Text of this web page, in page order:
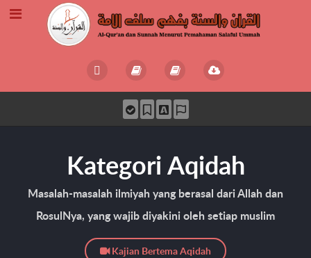
Kategori Aqidah
Masalah-masalah ilmiyah yang berasal dari Allah dan
RosulNya, yang wajib diyakini oleh setiap muslim
Kajian Bertema Aqidah